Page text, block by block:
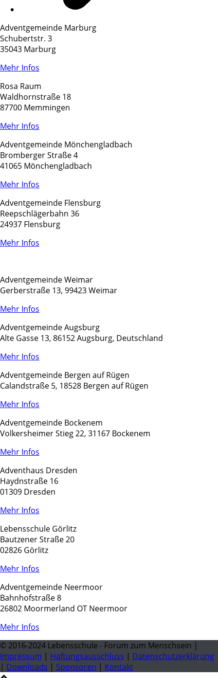
Adventgemeinde Marburg
Schubertstr. 3
35043 Marburg
Mehr Infos
Rosa Raum
Waldhornstraße 18
87700 Memmingen
Mehr Infos
Adventgemeinde Mönchengladbach
Bromberger Straße 4
41065 Mönchengladbach
Mehr Infos
Adventgemeinde Flensburg
Reepschlägerbahn 36
24937 Flensburg
Mehr Infos
Adventgemeinde Weimar
Gerberstraße 13, 99423 Weimar
Mehr Infos
Adventgemeinde Augsburg
Alte Gasse 13, 86152 Augsburg, Deutschland
Mehr Infos
Adventgemeinde Bergen auf Rügen
Calandstraße 5, 18528 Bergen auf Rügen
Mehr Infos
Adventgemeinde Bockenem
Volkersheimer Stieg 22, 31167 Bockenem
Mehr Infos
Adventhaus Dresden
Haydnstraße 16
01309 Dresden
Mehr Infos
Lebensschule Görlitz
Bautzener Straße 20
02826 Görlitz
Mehr Infos
Adventgemeinde Neermoor
Bahnhofstraße 8
26802 Moormerland OT Neermoor
Mehr Infos
© 2016-2024 Lebensschule - Forum zum Menschsein |
Impressum | Haftungsausschluss | Datenschutzerklärung
| Downloads | Sponsoren | Kontakt